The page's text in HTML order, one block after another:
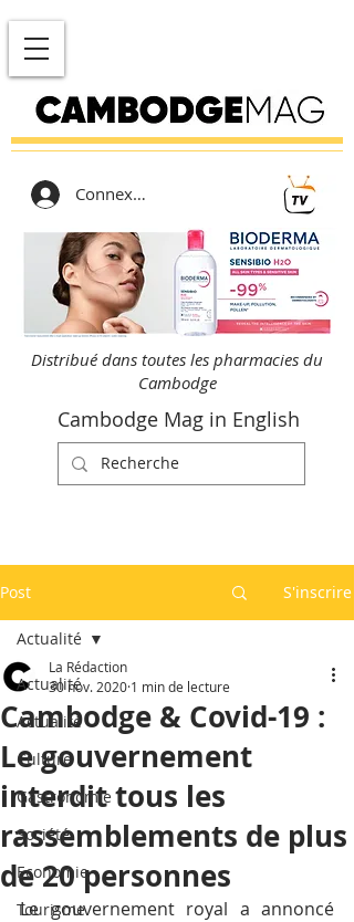
Connexion
Distribué dans toutes les pharmacies du
Cambodge
Cambodge Mag in English
Post S'inscrire
Actualité
Actualité
Culture
Gastronomie
Société
Economie
Tourisme
Actualité
Cambodge & Covid-19 :
Le gouvernement
interdit tous les
rassemblements de plus
de 20 personnes
La Rédaction
30 nov. 2020 1 min de lecture
Le gouvernement royal a annoncé